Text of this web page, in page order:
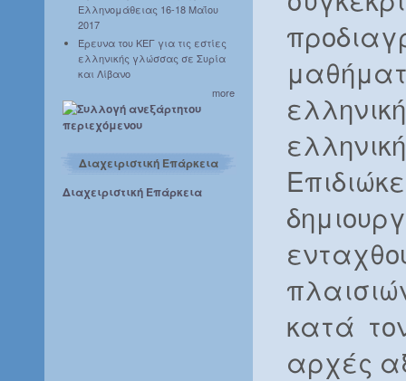
Ελληνομάθειας 16-18 Μαΐου
2017
Έρευνα του ΚΕΓ για τις εστίες
ελληνικής γλώσσας σε Συρία
και Λίβανο
more
Διαχειριστική Επάρκεια
Διαχειριστική Επάρκεια
κατά
αρχές